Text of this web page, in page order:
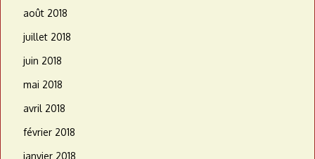
août 2018
juillet 2018
juin 2018
mai 2018
avril 2018
février 2018
janvier 2018